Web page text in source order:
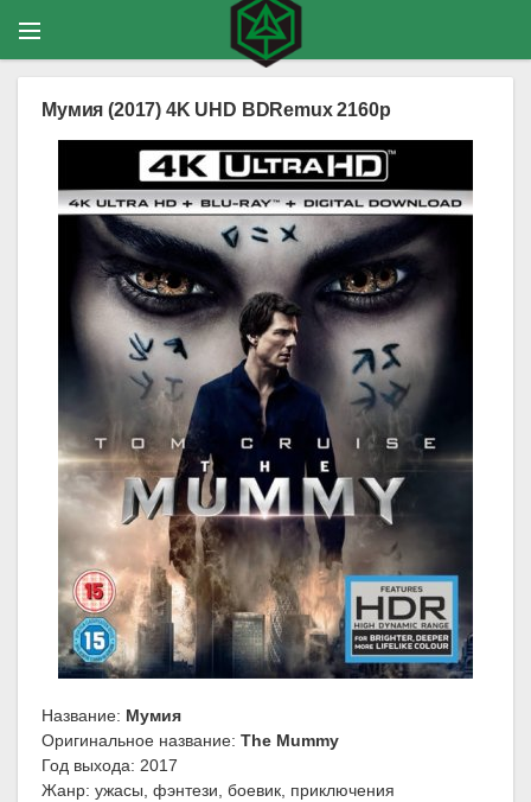
Мумия (2017) 4K UHD BDRemux 2160p
Название: Мумия
Оригинальное название: The Mummy
Год выхода: 2017
Жанр: ужасы, фэнтези, боевик, приключения